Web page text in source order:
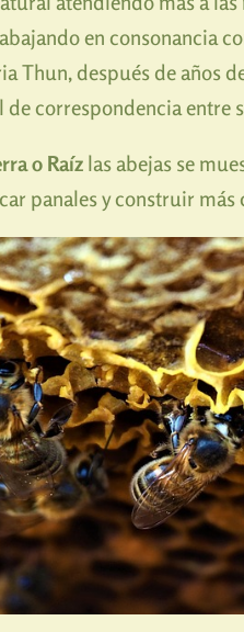
en consonancia
Thun, después de años
de correspondencia
o Raízlas abejas se
panales y construir más